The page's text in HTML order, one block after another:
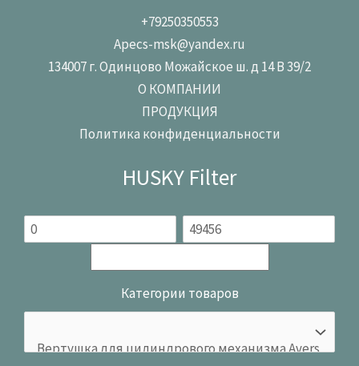
+79250350553
Apecs-msk@yandex.ru
134007 г. Одинцово Можайское ш. д 14 В 39/2
О КОМПАНИИ
ПРОДУКЦИЯ
Политика конфиденциальности
HUSKY Filter
Категории товаров